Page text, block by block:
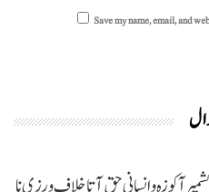
Save my name, email, and